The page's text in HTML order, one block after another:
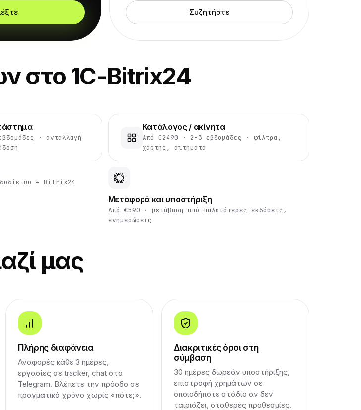
Συζητήστε
στο 1C-Bitrix24
· ανταλλαγή
Κατάλογος / ακίνητα
Από €2490 · 2-3 εβδομάδες · φίλτρα,
χάρτης, αιτήματα
+ Bitrix24
Μεταφορά και υποστήριξη
Από €590 · μετάβαση από παλαιότερες εκδόσεις,
ενημερώσεις
μας
Πλήρης διαφάνεια
Αναφορές κάθε 3 ημέρες,
εργασίες σε tracker, chat στο
Telegram. Βλέπετε την πρόοδο σε
πραγματικό χρόνο χωρίς «πότε;».
Διακριτικές όροι στη
σύμβαση
30 ημέρες δωρεάν υποστήριξης,
επιστροφή χρημάτων σε
οποιοδήποτε στάδιο αν δεν
ταιριάζει, σταθερές προθεσμίες.